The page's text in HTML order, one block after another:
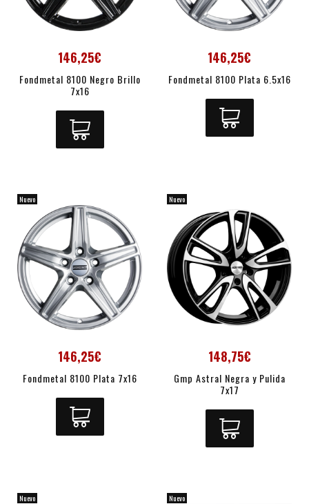
146,25€
Fondmetal 8100 Negro Brillo
7x16
146,25€
Fondmetal 8100 Plata 6.5x16
Nuevo
146,25€
Fondmetal 8100 Plata 7x16
Nuevo
148,75€
Gmp Astral Negra y Pulida
7x17
Nuevo Nuevo